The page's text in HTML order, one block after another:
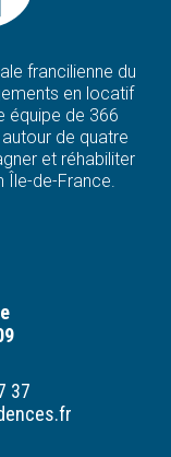
francilienne du
en locatif
équipe de 366
de quatre
et réhabiliter
Île-de-France.
37